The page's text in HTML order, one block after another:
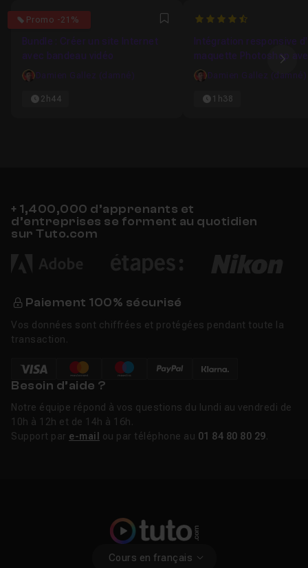
Promo -21%
4.7 Favori
Bundle : Créer un site Internet
avec bandeau vidéo
Damien Gallez (damné)
2h44
4.925
Intégration responsive
maquette Photoshop
Bootstrap
Damien Gallez (damné)
1h38
+ 1,400,000 d’apprenants et
d’entreprises se forment au quotidien
sur Tuto.com
Paiement 100% sécurisé
Vos données sont chiffrées et protégées pendant toute la
transaction.
Besoin d’aide ?
Notre équipe répond à vos questions du lundi au vendredi de
10h à 12h et de 14h à 16h.
Support par e-mail ou par téléphone au 01 84 80 80 29
Cours en français